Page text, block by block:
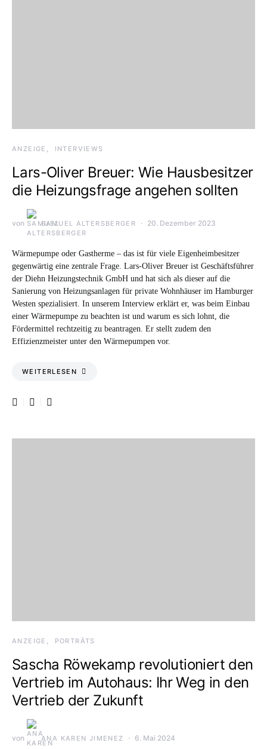
ANZEIGE INTERVIEWS
Lars-Oliver Breuer: Wie Hausbesitzer
die Heizungsfrage angehen sollten
von SAMUEL ALTERSBERGER 20. Dezember 2023
Wärmepumpe oder Gastherme – das ist für viele Eigenheimbesitzer
gegenwärtig eine zentrale Frage. Lars-Oliver Breuer ist Geschäftsführer
der Diehn Heizungstechnik GmbH und hat sich als dieser auf die
Sanierung von Heizungsanlagen für private Wohnhäuser im Hamburger
Westen spezialisiert. In unserem Interview erklärt er, was beim Einbau
einer Wärmepumpe zu beachten ist und warum es sich lohnt, die
Fördermittel rechtzeitig zu beantragen. Er stellt zudem den
Effizienzmeister unter den Wärmepumpen vor.
WEITERLESEN
ANZEIGE PORTRÄTS
Sascha Röwekamp revolutioniert den
Vertrieb im Autohaus: Ihr Weg in den
Vertrieb der Zukunft
von ANA KAREN JIMENEZ 6. Mai 2024